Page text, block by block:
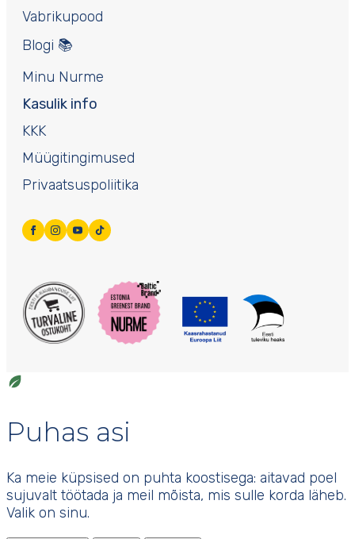
Kasulik info
KKK
Müügitingimused
Privaatsuspoliitika
Vabrikupood
Blogi 📚
Minu Nurme
Puhas asi
Ka meie küpsised on puhta koostisega: aitavad poel
sujuvalt töötada ja meil mõista, mis sulle korda läheb.
Valik on sinu.